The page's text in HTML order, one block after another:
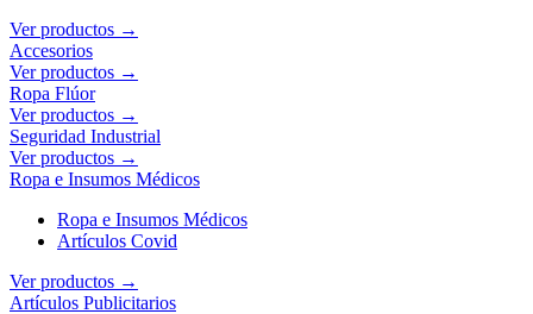
Ver productos →
Accesorios
Ver productos →
Ropa Flúor
Ver productos →
Seguridad Industrial
Ver productos →
Ropa e Insumos Médicos
Ropa e Insumos Médicos
Artículos Covid
Ver productos →
Artículos Publicitarios